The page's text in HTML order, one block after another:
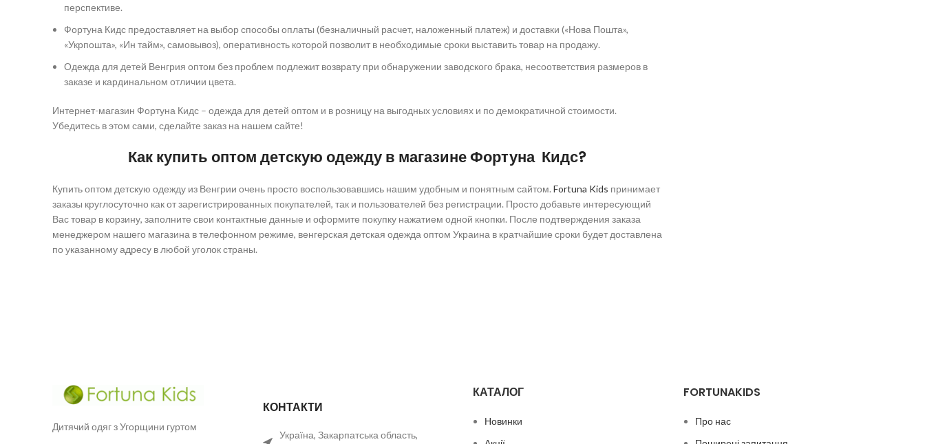
перспективе.
Фортуна Кидс предоставляет на выбор способы оплаты (безналичный расчет, наложенный платеж) и доставки («Нова Пошта»,
«Укрпошта», «Ин тайм», самовывоз), оперативность которой позволит в необходимые сроки выставить товар на продажу.
Одежда для детей Венгрия оптом без проблем подлежит возврату при обнаружении заводского брака, несоответствия размеров в
заказе и кардинальном отличии цвета.
Интернет-магазин Фортуна Кидс – одежда для детей оптом и в розницу на выгодных условиях и по демократичной стоимости.
Убедитесь в этом сами, сделайте заказ на нашем сайте!
Как купить оптом детскую одежду в магазине Фортуна Кидс?
Купить оптом детскую одежду из Венгрии очень просто воспользовавшись нашим удобным и понятным сайтом. Fortuna Kids принимает
заказы круглосуточно как от зарегистрированных покупателей, так и пользователей без регистрации. Просто добавьте интересующий
Вас товар в корзину, заполните свои контактные данные и оформите покупку нажатием одной кнопки. После подтверждения заказа
менеджером нашего магазина в телефонном режиме, венгерская детская одежда оптом Украина в кратчайшие сроки будет доставлена
по указанному адресу в любой уголок страны.
Дитячий одяг з Угорщини гуртом
КОНТАКТИ
Україна, Закарпатська область,
КАТАЛОГ
Новинки
FORTUNAKIDS
Про нас